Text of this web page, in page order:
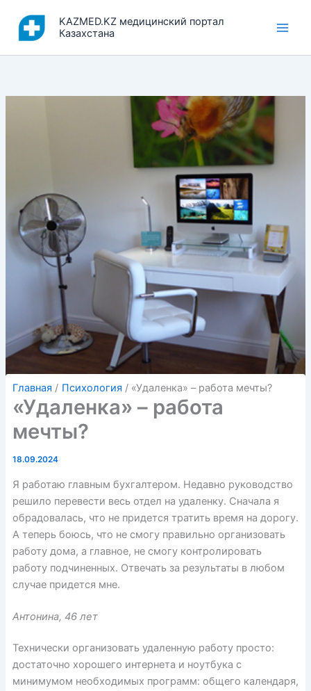
содержимому
KAZMED.KZ медицинский портал
Казахстана
Главная Психология «Удаленка» – работа мечты?
«Удаленка» – работа
мечты?
18.09.2024
Я работаю главным бухгалтером. Недавно руководство
решило перевести весь отдел на удаленку. Сначала я
обрадовалась, что не придется тратить время на дорогу.
А теперь боюсь, что не смогу правильно организовать
работу дома, а главное, не смогу контролировать
работу подчиненных. Отвечать за результаты в любом
случае придется мне.
Антонина, 46 лет
Технически организовать удаленную работу просто:
достаточно хорошего интернета и ноутбука с
минимумом необходимых программ: общего календаря,